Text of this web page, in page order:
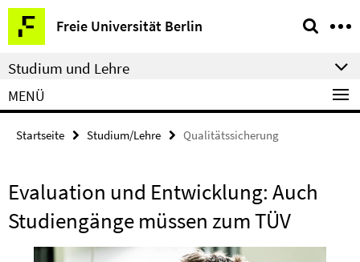
Springe
direkt
zu
Inhalt
Freie Universität Berlin
Service-
Navigation
Studium und Lehre
MENÜ
Startseite Studium/Lehre Qualitätssicherung
Evaluation und Entwicklung: Auch
Studiengänge müssen zum TÜV